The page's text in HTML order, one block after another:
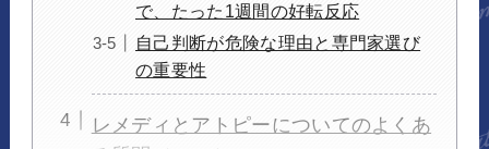
で、たった1週間の好転反応
自己判断が危険な理由と専門家選び
の重要性
レメディとアトピーについてのよくあ